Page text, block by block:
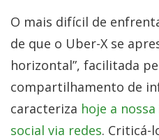
O mais difícil de
de que o Uber-X se
horizontal”, facilitada
compartilhamento de
caracteriza hoje a
social via redes. Criticá-